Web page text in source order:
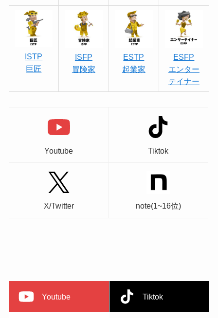
ISTP
巨匠
ISFP
冒険家
ESTP
起業家
ESFP
エンター
テイナー
Youtube Tiktok
X/Twitter note(1~16位)
Youtube Tiktok